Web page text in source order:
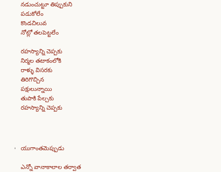
నడుంచుట్టూ తిప్పుకుని
పడుకోలేం
కొండచిలువ
నోట్లో తలపెట్టలేం
రహస్యాన్ని చెప్పకు
నిర్మల తటాకంలోకి
రాళ్ళు విసరకు
తిరిగొచ్చిన
పక్షులున్నాయి
తుపాకి పేల్చకు
రహస్యాన్ని చెప్పకు
యుగాంతమెప్పుడు
ఎన్నో వానాకాలాల తర్వాత